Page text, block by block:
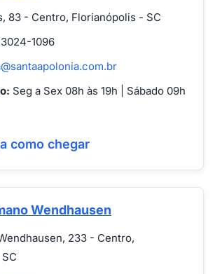
83 - Centro, Florianópolis - SC
1096
Seg a Sex 08h às 19h | Sábado 09h
como chegar
Wendhausen
233 - Centro,